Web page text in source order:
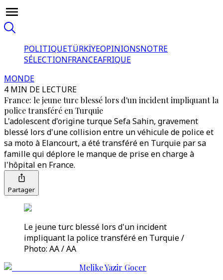
POLITIQUETÜRKİYEOPINIONSNOTRE
SÉLECTIONFRANCEAFRIQUE
MONDE
4 MIN DE LECTURE
France: le jeune turc blessé lors d'un incident impliquant la
police transféré en Turquie
L'adolescent d'origine turque Sefa Sahin, gravement
blessé lors d'une collision entre un véhicule de police et
sa moto à Elancourt, a été transféré en Turquie par sa
famille qui déplore le manque de prise en charge à
l'hôpital en France.
Partager
Le jeune turc blessé lors d'un incident
impliquant la police transféré en Turquie /
Photo: AA / AA
Melike Yazir Gocer